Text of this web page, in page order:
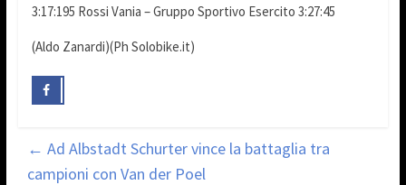
3:17:195 Rossi Vania – Gruppo Sportivo Esercito 3:27:45
(Aldo Zanardi)(Ph Solobike.it)
← Ad Albstadt Schurter vince la battaglia tra
campioni con Van der Poel